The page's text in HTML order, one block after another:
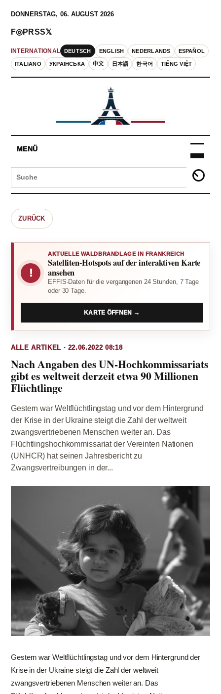
DONNERSTAG, 06. AUGUST 2026
INTERNATIONAL DEUTSCH ENGLISH NEDERLANDS ESPAÑOL
ITALIANO УКРАЇНСЬКА 中文 日本語 한국어 TIẾNG VIỆT
F◎PRSS𝕏
MENÜ
ZURÜCK
!
AKTUELLE WALDBRANDLAGE IN FRANKREICH
Satelliten-Hotspots auf der interaktiven Karte
ansehen
EFFIS-Daten für die vergangenen 24 Stunden, 7 Tage
oder 30 Tage.
KARTE ÖFFNEN →
ALLE ARTIKEL · 22.06.2022 08:18
Nach Angaben des UN-Hochkommissariats
gibt es weltweit derzeit etwa 90 Millionen
Flüchtlinge
Gestern war Weltflüchtlingstag und vor dem Hintergrund
der Krise in der Ukraine steigt die Zahl der weltweit
zwangsvertriebenen Menschen weiter an. Das
Flüchtlingshochkommissariat der Vereinten Nationen
(UNHCR) hat seinen Jahresbericht zu
Zwangsvertreibungen in der...
Gestern war Weltflüchtlingstag und vor dem Hintergrund der
Krise in der Ukraine steigt die Zahl der weltweit
zwangsvertriebenen Menschen weiter an. Das